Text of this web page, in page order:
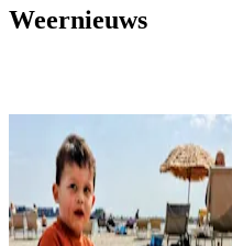
Weernieuws